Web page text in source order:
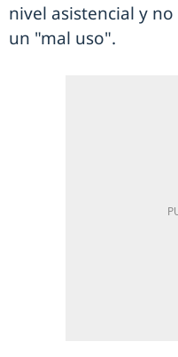
nivel asistencial y
un "mal uso".